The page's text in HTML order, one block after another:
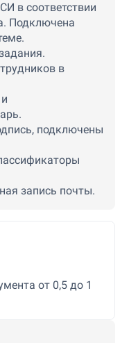
в соответствии
Подключена
в
подключены
запись почты.
от 0,5 до 1